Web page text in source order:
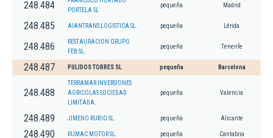
248.484
PORTELA SL
pequeña Madrid
248.485 AIANTRANS LOGISTICA SL. pequeña Lérida
248.486
RESTAURACION GRUPO
FEB SL.
pequeña Tenerife
248.487 PULIDOS TORRES SL pequeña Barcelona
248.488
TERRAMAR INVERSIONES
AGRICOLAS SOCIEDAD
LIMITADA.
pequeña Valencia
248.489 JIMENO RUBIO SL. pequeña Alicante
248.490 RUMAC MOTOR SL. pequeña Cantabria